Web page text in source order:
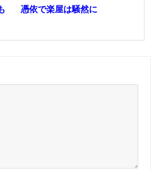
憑依で楽屋は騒然に